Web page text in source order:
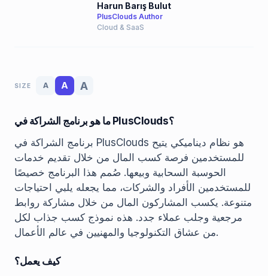
Harun Barış Bulut
PlusClouds Author
Cloud & SaaS
SIZE A A A
ما هو برنامج الشراكة في PlusClouds؟
برنامج الشراكة في PlusClouds هو نظام ديناميكي يتيح
للمستخدمين فرصة كسب المال من خلال تقديم خدمات
الحوسبة السحابية وبيعها. صُمم هذا البرنامج خصيصًا
للمستخدمين الأفراد والشركات، مما يجعله يلبي احتياجات
متنوعة. يكسب المشاركون المال من خلال مشاركة روابط
مرجعية وجلب عملاء جدد. هذه نموذج كسب جذاب لكل
من عشاق التكنولوجيا والمهنيين في عالم الأعمال.
كيف يعمل؟